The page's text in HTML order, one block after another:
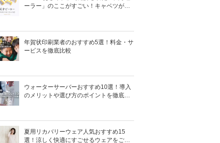
ーラー」のここがすごい！キャベツがほ
年賀状印刷業者のおすすめ5選！料金・サ
ービスを徹底比較
ウォーターサーバーおすすめ10選！導入
のメリットや選び方のポイントを徹底解
夏用リカバリーウェア人気おすすめ15
選！涼しく快適にすごせるウェアをご紹